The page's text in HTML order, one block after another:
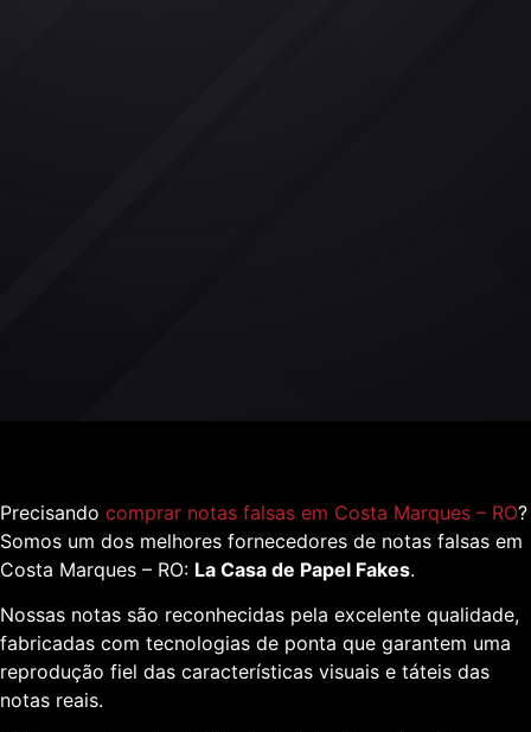
Precisando comprar notas falsas em Costa Marques – RO?
Somos um dos melhores fornecedores de notas falsas em
Costa Marques – RO: La Casa de Papel Fakes.
Nossas notas são reconhecidas pela excelente qualidade,
fabricadas com tecnologias de ponta que garantem uma
reprodução fiel das características visuais e táteis das
notas reais.